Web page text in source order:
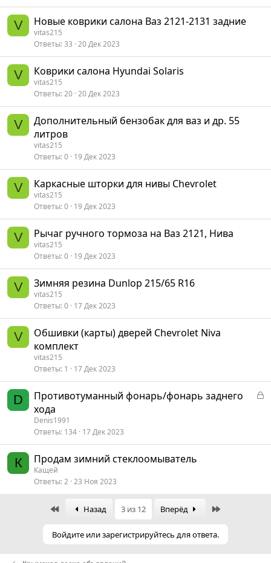
V Новые коврики салона Ваз 2121-2131 задние
vitas215
Ответы 33 20 Дек 2023
V Коврики салона Hyundai Solaris
vitas215
Ответы 20 20 Дек 2023
V
Дополнительный бензобак для ваз и др. 55
литров
vitas215
Ответы 0 19 Дек 2023
V Каркасные шторки для нивы Chevrolet
vitas215
Ответы 0 19 Дек 2023
V Рычаг ручного тормоза на Ваз 2121, Нива
vitas215
Ответы 0 19 Дек 2023
V Зимняя резина Dunlop 215/65 R16
vitas215
Ответы 0 17 Дек 2023
V
Обшивки (карты) дверей Chevrolet Niva
комплект
vitas215
Ответы 1 17 Дек 2023
D
З
Противотуманный фонарь/фонарь заднего
хода
Denis1991
Ответы 134 17 Дек 2023
К Продам зимний стеклоомыватель
Кащей
Ответы 2 23 Ноя 2023
First Назад 3 из 12 Вперёд
Войдите или зарегистрируйтесь для ответа.